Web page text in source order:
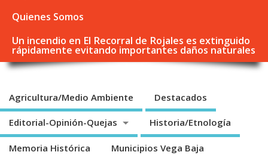
Quienes Somos
Un incendio en El Recorral de Rojales es extinguido
rápidamente evitando importantes daños naturales
Agricultura/Medio Ambiente Destacados
Editorial-Opinión-Quejas Historia/Etnología
Memoria Histórica Municipios Vega Baja